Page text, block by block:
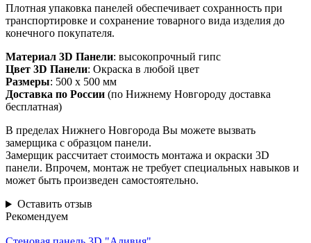
Плотная упаковка панелей обеспечивает сохранность при
транспортировке и сохранение товарного вида изделия до
конечного покупателя.
Материал 3D Панели: высокопрочный гипс
Цвет 3D Панели: Окраска в любой цвет
Размеры: 500 х 500 мм
Доставка по России (по Нижнему Новгороду доставка
бесплатная)
В пределах Нижнего Новгорода Вы можете вызвать
замерщика с образцом панели.
Замерщик рассчитает стоимость монтажа и окраски 3D
панели. Впрочем, монтаж не требует специальных навыков и
может быть произведен самостоятельно.
Оставить отзыв
Рекомендуем